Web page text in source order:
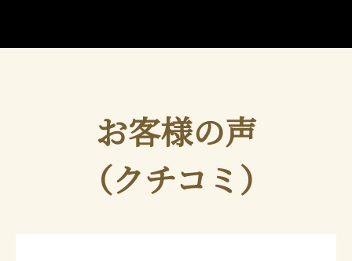
お客様の声
（クチコミ）